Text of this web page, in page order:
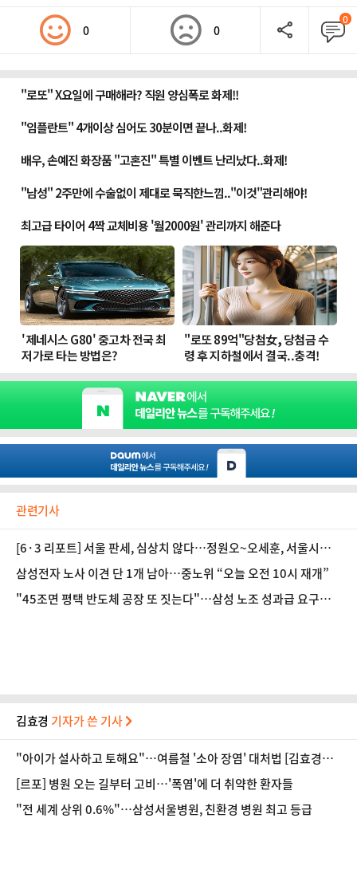
0 0
0
관련기사
[6·3 리포트] 서울 판세, 심상치 않다…정원오~오세훈, 서울시장
은 누구 손에?
삼성전자 노사 이견 단 1개 남아…중노위 “오늘 오전 10시 재개”
"45조면 평택 반도체 공장 또 짓는다"…삼성 노조 성과급 요구액
김효경 기자가 쓴 기사
"아이가 설사하고 토해요"…여름철 '소아 장염' 대처법 [김효경의
데일리 헬스]
[르포] 병원 오는 길부터 고비…'폭염'에 더 취약한 환자들
"전 세계 상위 0.6%"…삼성서울병원, 친환경 병원 최고 등급